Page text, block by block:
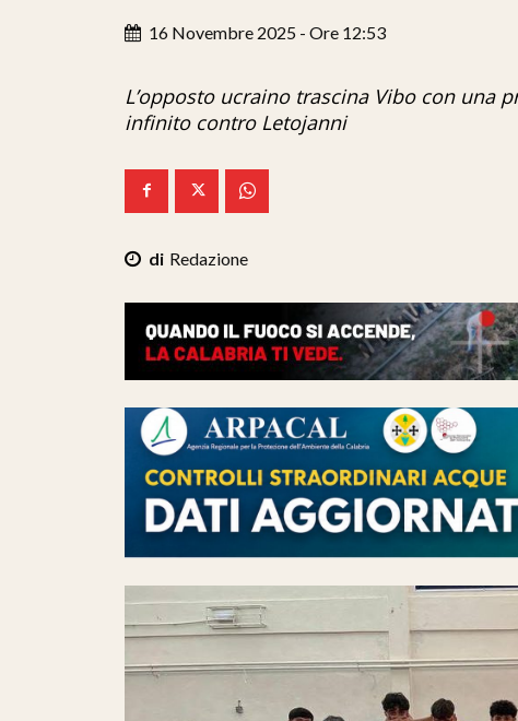
16 Novembre 2025 - Ore 12:53
L’opposto ucraino trascina Vibo con una
infinito contro Letojanni
Redazione